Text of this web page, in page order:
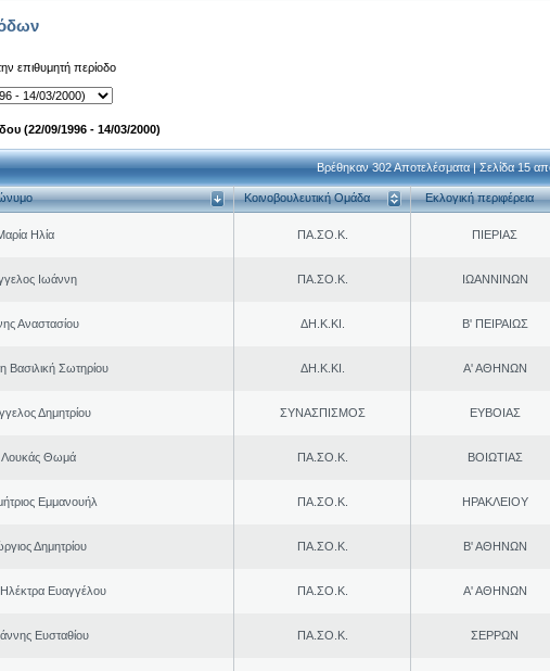
επιθυμητή περίοδο
(22/09/1996 - 14/03/2000)
Βρέθηκαν 302 Αποτελέσματα | Σελίδα 15
Κοινοβουλευτική Ομάδα Εκλογική περιφέρεια
Ηλία ΠΑ.ΣΟ.Κ. ΠΙΕΡΙΑΣ
Ιωάννη ΠΑ.ΣΟ.Κ. ΙΩΑΝΝΙΝΩΝ
Αναστασίου ΔΗ.Κ.ΚΙ. Β' ΠΕΙΡΑΙΩΣ
Βασιλική Σωτηρίου ΔΗ.Κ.ΚΙ. Α' ΑΘΗΝΩΝ
Δημητρίου ΣΥΝΑΣΠΙΣΜΟΣ ΕΥΒΟΙΑΣ
Λουκάς Θωμά ΠΑ.ΣΟ.Κ. ΒΟΙΩΤΙΑΣ
Εμμανουήλ ΠΑ.ΣΟ.Κ. ΗΡΑΚΛΕΙΟΥ
Δημητρίου ΠΑ.ΣΟ.Κ. Β' ΑΘΗΝΩΝ
Ευαγγέλου ΠΑ.ΣΟ.Κ. Α' ΑΘΗΝΩΝ
Ευσταθίου ΠΑ.ΣΟ.Κ. ΣΕΡΡΩΝ